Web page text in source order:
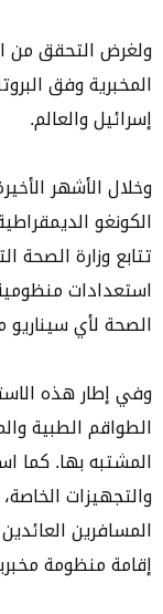
ولغرض التحقق من
المخبرية وفق
إسرائيل والعالم.
وخلال الأشهر
الكونغو
تتابع وزارة الصحة
استعدادات
الصحة لأي
وفي إطار هذه
الطواقم الطبية
المشتبه بها. كما
والتجهيزات
المسافرين
إقامة منظومة